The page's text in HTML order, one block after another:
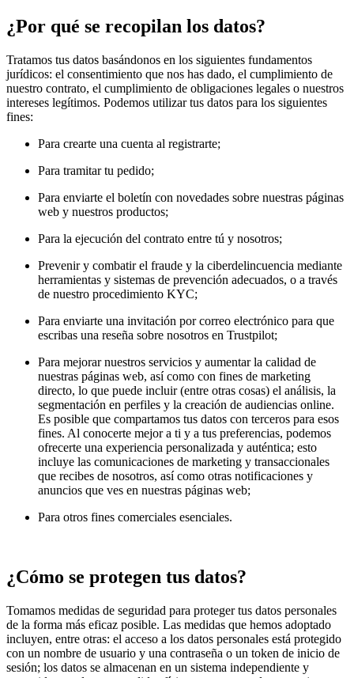
¿Por qué se recopilan los datos?
Tratamos tus datos basándonos en los siguientes fundamentos
jurídicos: el consentimiento que nos has dado, el cumplimiento de
nuestro contrato, el cumplimiento de obligaciones legales o nuestros
intereses legítimos. Podemos utilizar tus datos para los siguientes
fines:
Para crearte una cuenta al registrarte;
Para tramitar tu pedido;
Para enviarte el boletín con novedades sobre nuestras páginas
web y nuestros productos;
Para la ejecución del contrato entre tú y nosotros;
Prevenir y combatir el fraude y la ciberdelincuencia mediante
herramientas y sistemas de prevención adecuados, o a través
de nuestro procedimiento KYC;
Para enviarte una invitación por correo electrónico para que
escribas una reseña sobre nosotros en Trustpilot;
Para mejorar nuestros servicios y aumentar la calidad de
nuestras páginas web, así como con fines de marketing
directo, lo que puede incluir (entre otras cosas) el análisis, la
segmentación en perfiles y la creación de audiencias online.
Es posible que compartamos tus datos con terceros para esos
fines. Al conocerte mejor a ti y a tus preferencias, podemos
ofrecerte una experiencia personalizada y auténtica; esto
incluye las comunicaciones de marketing y transaccionales
que recibes de nosotros, así como otras notificaciones y
anuncios que ves en nuestras páginas web;
Para otros fines comerciales esenciales.
¿Cómo se protegen tus datos?
Tomamos medidas de seguridad para proteger tus datos personales
de la forma más eficaz posible. Las medidas que hemos adoptado
incluyen, entre otras: el acceso a los datos personales está protegido
con un nombre de usuario y una contraseña o un token de inicio de
sesión; los datos se almacenan en un sistema independiente y